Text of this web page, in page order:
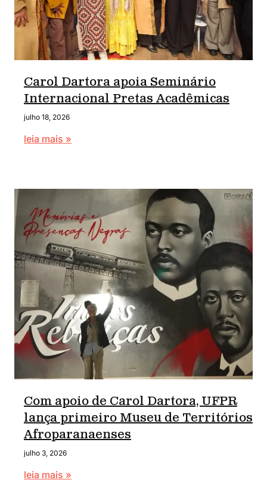
Carol Dartora apoia Seminário
Internacional Pretas Acadêmicas
julho 18, 2026
leia mais »
Com apoio de Carol Dartora, UFPR
lança primeiro Museu de Territórios
Afroparanaenses
julho 3, 2026
leia mais »